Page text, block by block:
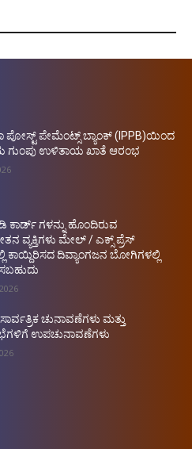
ಪೇಮೆಂಟ್ಸ್ ಬ್ಯಾಂಕ್ (IPPB)ಯಿಂದ
ಗುಂಪು ಉಳಿತಾಯ ಖಾತೆ ಆರಂಭ
ಗಳನ್ನು ಹೊಂದಿರುವ
ವ್ಯಕ್ತಿಗಳು ಮೇಲ್ / ಎಕ್ಸ್ ಪ್ರೆಸ್
ಕಾಯ್ದಿರಿಸದ ದಿವ್ಯಾಂಗಜನ ಬೋಗಿಗಳಲ್ಲಿ
ಚುನಾವಣೆಗಳು ಮತ್ತು
ಉಪಚುನಾವಣೆಗಳು